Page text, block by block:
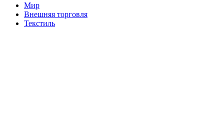
Мир
Внешняя торговля
Текстиль